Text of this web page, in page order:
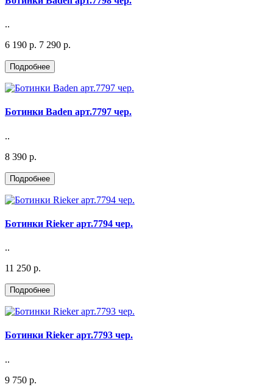
..
6 190 р. 7 290 р.
Ботинки Baden арт.7797 чер.
..
8 390 р.
Ботинки Rieker арт.7794 чер.
..
11 250 р.
Ботинки Rieker арт.7793 чер.
..
9 750 р.